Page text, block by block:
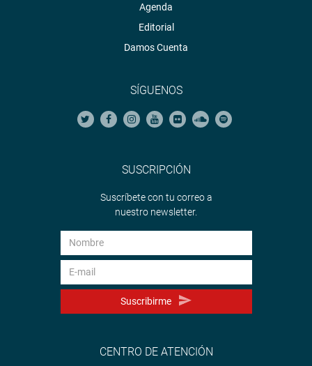
Agenda
Editorial
Damos Cuenta
SÍGUENOS
SUSCRIPCIÓN
Suscríbete con tu correo a
nuestro newsletter.
Suscribirme
CENTRO DE ATENCIÓN